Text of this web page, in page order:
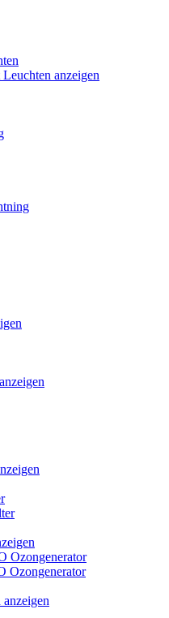
anzeigen
Ozongenerator
Ozongenerator